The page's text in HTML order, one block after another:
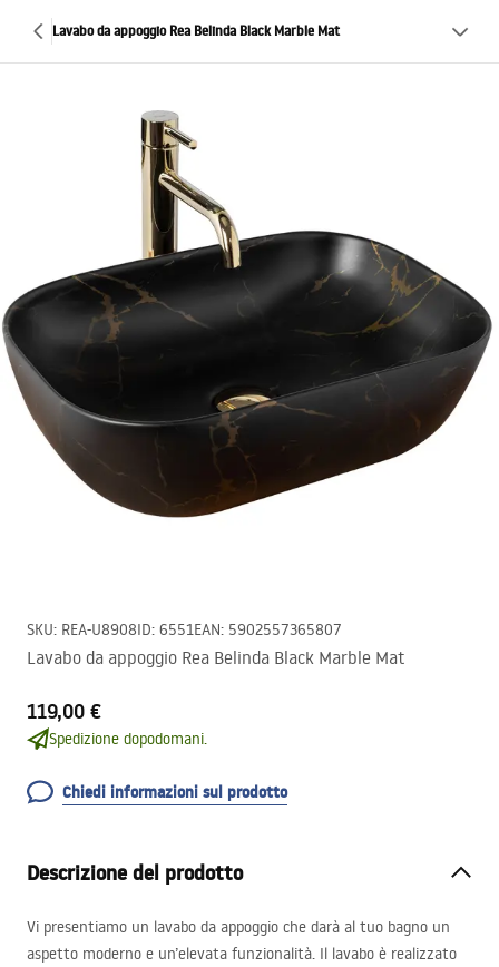
Lavabo da appoggio Rea Belinda Black Marble Mat
SKU: REA-U8908ID: 6551EAN: 5902557365807
Lavabo da appoggio Rea Belinda Black Marble Mat
119,00 €
Spedizione dopodomani.
Chiedi informazioni sul prodotto
Descrizione del prodotto
Vi presentiamo un lavabo da appoggio che darà al tuo bagno un
aspetto moderno e un’elevata funzionalità. Il lavabo è realizzato